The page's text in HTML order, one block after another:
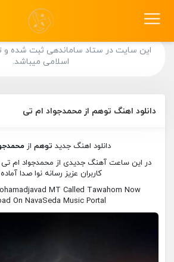
این سایت در ستاد ساماندهی ثبت شده و
اسلامی میباشد.
دانلود اهنگ توهم از محمدجواد ام تی
دانلود اهنگ جدید توهم از
در این ساعت آهنگ جدیدی از محمدجواد ام تی
کاربران عزیز رسانه نوا صدا
MT Called Tawahom Now
On NavaSeda Music Portal